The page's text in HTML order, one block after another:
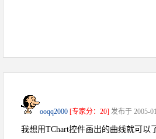
ooqq2000 [专家分：20] 发布于 2005-
我想用TChart控件画出的曲线就可以